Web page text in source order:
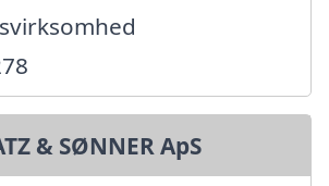
& SØNNER ApS